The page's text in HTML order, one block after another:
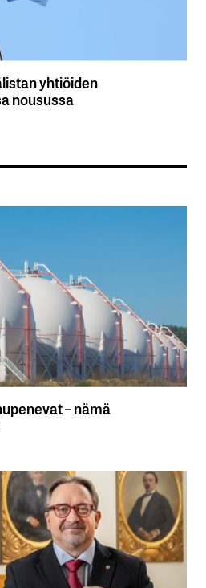
yhtiöiden
nousussa
– nämä